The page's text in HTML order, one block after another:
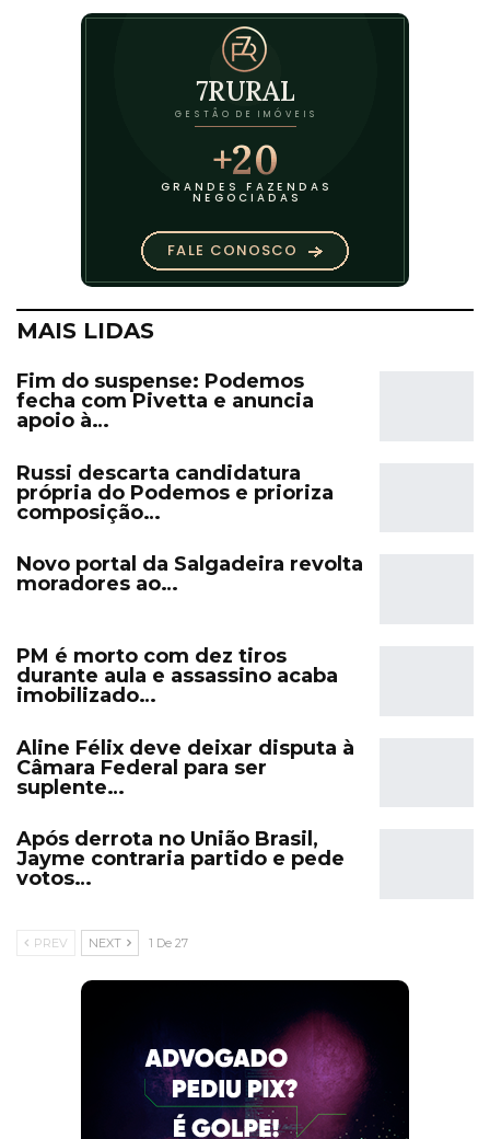
MAIS LIDAS
Fim do suspense: Podemos
fecha com Pivetta e anuncia
apoio à…
Russi descarta candidatura
própria do Podemos e prioriza
composição…
Novo portal da Salgadeira revolta
moradores ao…
PM é morto com dez tiros
durante aula e assassino acaba
imobilizado…
Aline Félix deve deixar disputa à
Câmara Federal para ser
suplente…
Após derrota no União Brasil,
Jayme contraria partido e pede
votos…
PREV NEXT 1 De 27